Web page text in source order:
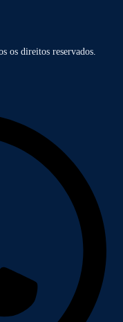
os direitos reservados.